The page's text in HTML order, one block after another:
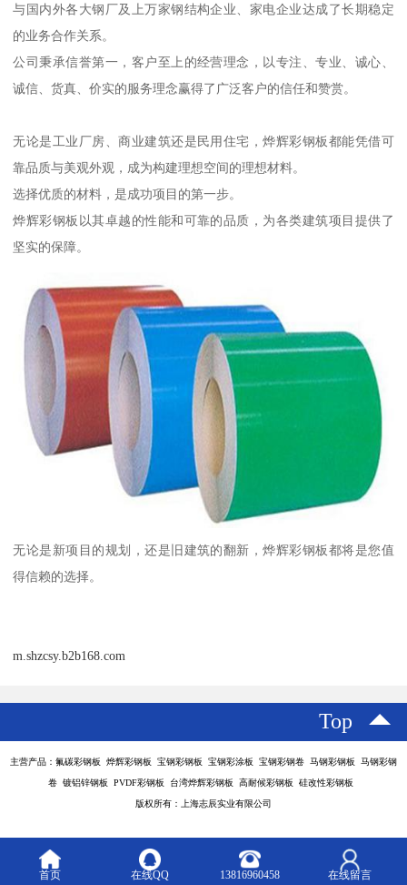
与国内外各大钢厂及上万家钢结构企业、家电企业达成了长期稳定
的业务合作关系。
公司秉承信誉第一，客户至上的经营理念，以专注、专业、诚心、
诚信、货真、价实的服务理念赢得了广泛客户的信任和赞赏。
无论是工业厂房、商业建筑还是民用住宅，烨辉彩钢板都能凭借可
靠品质与美观外观，成为构建理想空间的理想材料。
选择优质的材料，是成功项目的第一步。
烨辉彩钢板以其卓越的性能和可靠的品质，为各类建筑项目提供了
坚实的保障。
无论是新项目的规划，还是旧建筑的翻新，烨辉彩钢板都将是您值
得信赖的选择。
m.shzcsy.b2b168.com
Top
主营产品：氟碳彩钢板 烨辉彩钢板 宝钢彩钢板 宝钢彩涂板 宝钢彩钢卷 马钢彩钢板 马钢彩钢
卷 镀铝锌钢板 PVDF彩钢板 台湾烨辉彩钢板 高耐候彩钢板 硅改性彩钢板
版权所有：上海志辰实业有限公司
首页 在线QQ 13816960458 在线留言